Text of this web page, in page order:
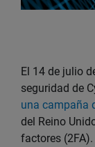
El 14 de julio
seguridad de
una campaña
del Reino
factores